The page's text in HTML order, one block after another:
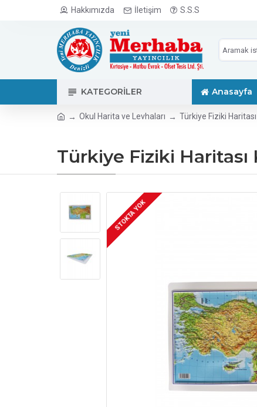
Hakkımızda İletişim S.S.S
KATEGORILER Anasayfa
Okul Harita ve Levhaları Türkiye Fiziki
Türkiye Fiziki Haritası
STOKTA YOK